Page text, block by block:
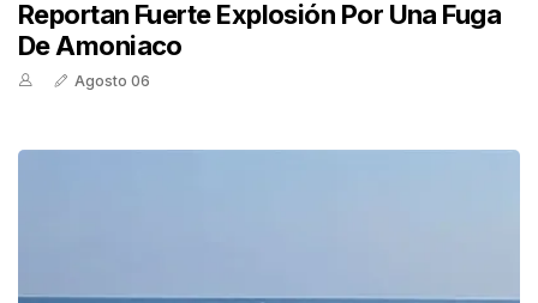
Reportan Fuerte Explosión Por Una Fuga
De Amoniaco
Agosto 06